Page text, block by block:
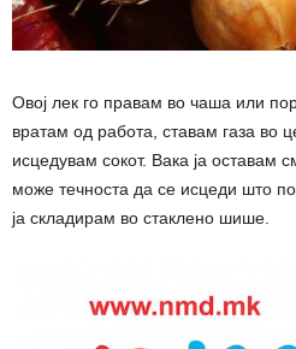
Овој лек го правам во чаша или
вратам од работа, ставам газа во
исцедувам сокот. Вака ја оставам
може течноста да се исцеди што
ја складирам во стаклено шише.